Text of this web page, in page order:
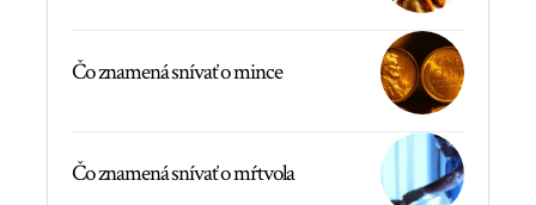
Čo znamená snívať o mince
Čo znamená snívať o mŕtvola